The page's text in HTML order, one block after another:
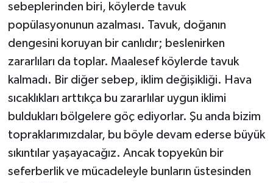
sebeplerinden biri, köylerde tavuk
popülasyonunun azalması. Tavuk, doğanın
dengesini koruyan bir canlıdır; beslenirken
zararlıları da toplar. Maalesef köylerde tavuk
kalmadı. Bir diğer sebep, iklim değişikliği. Hava
sıcaklıkları arttıkça bu zararlılar uygun iklimi
buldukları bölgelere göç ediyorlar. Şu anda bizim
topraklarımızdalar, bu böyle devam ederse büyük
sıkıntılar yaşayacağız. Ancak topyekûn bir
seferberlik ve mücadeleyle bunların üstesinden